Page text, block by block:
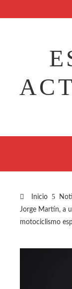
Inicio
Jorge Martín, a
motociclismo